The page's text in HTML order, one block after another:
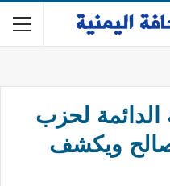
الدائمة لحزب
صالح ويكشف